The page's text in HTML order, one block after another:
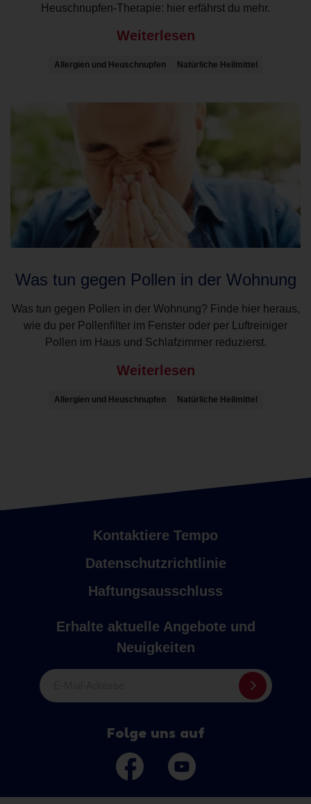
Heuschnupfen-Therapie: hier erfährst du mehr.
Weiterlesen
Allergien und Heuschnupfen Natürliche Heilmittel
Was tun gegen Pollen in der Wohnung
Was tun gegen Pollen in der Wohnung? Finde hier heraus,
wie du per Pollenfilter im Fenster oder per Luftreiniger
Pollen im Haus und Schlafzimmer reduzierst.
Weiterlesen
Allergien und Heuschnupfen Natürliche Heilmittel
Kontaktiere Tempo
Datenschutzrichtlinie
Haftungsausschluss
Erhalte aktuelle Angebote und
Neuigkeiten
Folge uns auf